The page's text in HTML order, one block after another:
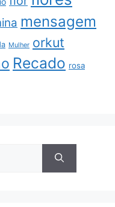
mensagem
Mulher orkut
Recado rosa